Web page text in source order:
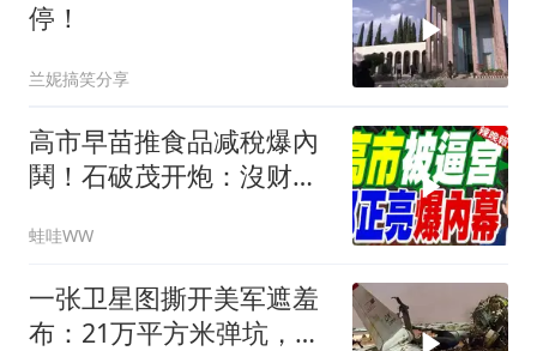
停！
兰妮搞笑分享
高市早苗推食品减稅爆內
鬨！石破茂开炮：沒财源
民.孙大千｜辣晚报
20260804
蛙哇WW
一张卫星图撕开美军遮羞
布：21万平方米弹坑，美